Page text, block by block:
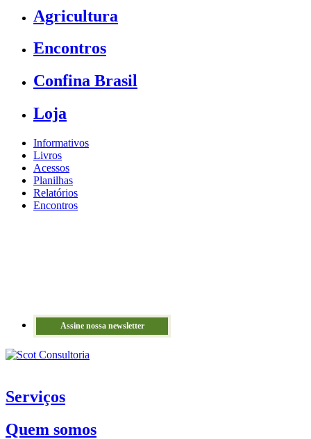
Agricultura
Encontros
Confina Brasil
Loja
Informativos
Livros
Acessos
Planilhas
Relatórios
Encontros
Assine nossa newsletter
Serviços
Quem somos